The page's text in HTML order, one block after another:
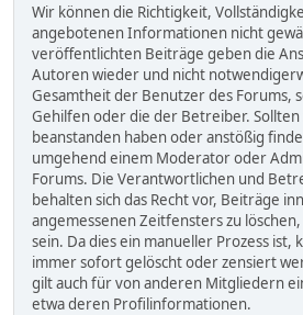
Wir können die Richtigkeit,
angebotenen Informationen nicht
veröffentlichten Beiträge geben die
Autoren wieder und nicht
Gesamtheit der Benutzer des Forums,
Gehilfen oder die der Betreiber. Sollten
beanstanden haben oder anstößig
umgehend einem Moderator oder
Forums. Die Verantwortlichen und
behalten sich das Recht vor, Beiträge
angemessenen Zeitfensters zu
sein. Da dies ein manueller Prozess ist,
immer sofort gelöscht oder zensiert
gilt auch für von anderen Mitgliedern
etwa deren Profilinformationen.